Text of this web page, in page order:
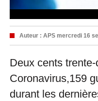
Auteur : APS mercredi 16
Deux cents
Coronavirus,159
durant les